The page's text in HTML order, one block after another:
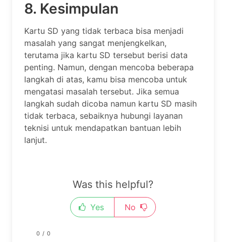
8. Kesimpulan
Kartu SD yang tidak terbaca bisa menjadi
masalah yang sangat menjengkelkan,
terutama jika kartu SD tersebut berisi data
penting. Namun, dengan mencoba beberapa
langkah di atas, kamu bisa mencoba untuk
mengatasi masalah tersebut. Jika semua
langkah sudah dicoba namun kartu SD masih
tidak terbaca, sebaiknya hubungi layanan
teknisi untuk mendapatkan bantuan lebih
lanjut.
Was this helpful?
Yes No
0 / 0